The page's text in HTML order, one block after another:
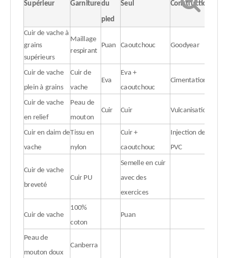
Supérieur Garnituredu
pied
Seul Construction
Cuir de vache à
grains
supérieurs
Maillage
respirant
Puan Caoutchouc Goodyear
Cuir de vache
plein à grains
Cuir de
vache
Eva
Eva +
caoutchouc
Cimentation
Cuir de vache
en relief
Peau de
mouton
Cuir Cuir Vulcanisation
Cuir en daim de
vache
Tissu en
nylon
Cuir +
caoutchouc
Injection de
PVC
Cuir de vache
breveté
Cuir PU
Semelle en cuir
avec des
exercices
Cuir de vache
100%
coton
Puan
Peau de
mouton doux
Canberra